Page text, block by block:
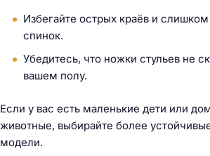
Избегайте острых краёв и
спинок.
Убедитесь, что ножки стульев не
вашем полу.
Если у вас есть маленькие дети или
животные, выбирайте более
модели.
й
т
и